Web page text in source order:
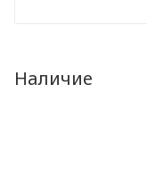
Наличие